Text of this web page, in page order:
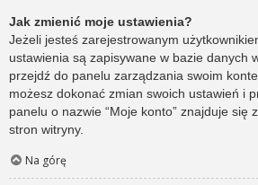
Jak zmienić moje ustawienia?
Jeżeli jesteś zarejestrowanym
ustawienia są zapisywane w bazie danych
przejdź do panelu zarządzania swoim
możesz dokonać zmian swoich ustawień i
panelu o nazwie “Moje konto” znajduje się
stron witryny.
Na górę